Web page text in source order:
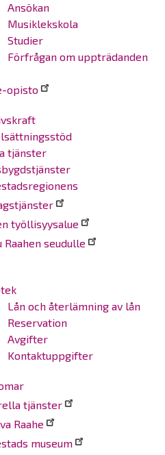
Ansökan
Musiklekskola
Studier
Förfrågan om uppträdanden
opisto
tjänster
työllisyysalue
Raahen seudulle
Lån och återlämning av lån
Reservation
Avgifter
Kontaktuppgifter
tjänster
Raahe
museum